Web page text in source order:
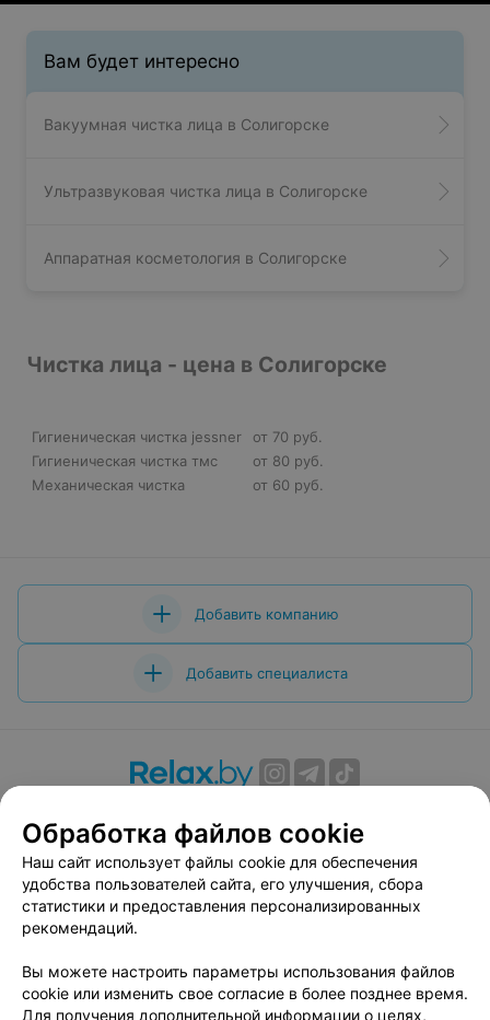
Вам будет интересно
Вакуумная чистка лица в Солигорске
Ультразвуковая чистка лица в Солигорске
Аппаратная косметология в Солигорске
Чистка лица - цена в Солигорске
Гигиеническая чистка jessner
от 70 руб.
Гигиеническая чистка тмс
от 80 руб.
Механическая чистка
от 60 руб.
Добавить компанию
Добавить специалиста
Вакансии
Публичный договор
Способы оплаты
Публичный договор по использованию сервиса
«Афиша»
Пользовательское соглашение
Связаться по вопросам сотрудничества
Написать руководителю relax.by
Обработка файлов cookie
Наш сайт использует файлы cookie для обеспечения
удобства пользователей сайта, его улучшения, сбора
статистики и предоставления персонализированных
рекомендаций.
Вы можете настроить параметры использования файлов
cookie или изменить свое согласие в более позднее время.
Для получения дополнительной информации о целях,